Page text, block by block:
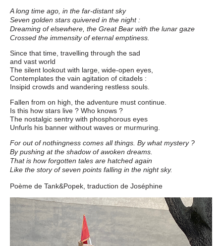
A long time ago, in the far-distant sky
Seven golden stars quivered in the night :
Dreaming of elsewhere, the Great Bear with the lunar gaze
Crossed the immensity of eternal emptiness.
Since that time, travelling through the sad
and vast world
The silent lookout with large, wide-open eyes,
Contemplates the vain agitation of citadels :
Insipid crowds and wandering restless souls.
Fallen from on high, the adventure must continue.
Is this how stars live ? Who knows ?
The nostalgic sentry with phosphorous eyes
Unfurls his banner without waves or murmuring.
For out of nothingness comes all things. By what mystery ?
By pushing at the shadow of awoken dreams.
That is how forgotten tales are hatched again
Like the story of seven points falling in the night sky.
Poème de Tank&Popek, traduction de Joséphine